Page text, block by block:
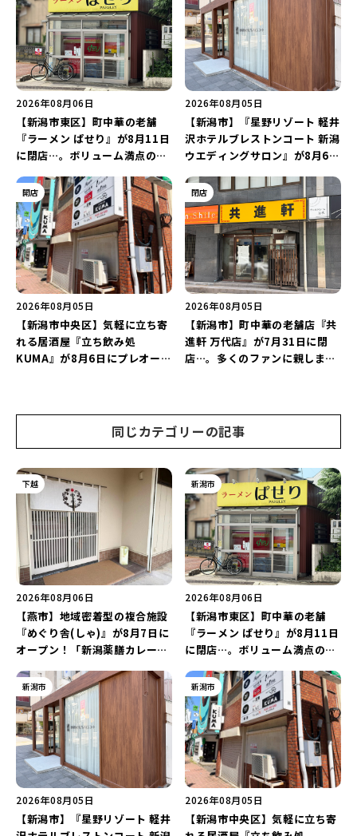
2026年08月06日
【新潟市東区】町中華の老舗
『ラーメン ぱせり』が8月11日
に閉店…。ボリューム満点の名
2026年08月05日
【新潟市】『星野リゾート 軽井
沢ホテルブレストンコート 新潟
ウエディングサロン』が8月6日
グを万代で相談しよう♪
開店
2026年08月05日
【新潟市中央区】気軽に立ち寄
れる居酒屋『立ち飲み処
KUMA』が8月6日にプレオープ
閉店
2026年08月05日
【新潟市】町中華の老舗店『共
進軒 万代店』が7月31日に閉
店…。多くのファンに親しまれ
同じカテゴリーの記事
下越
2026年08月06日
【燕市】地域密着型の複合施設
『めぐり舎(しゃ)』が8月7日に
オープン！「新潟薬膳カレー
メニューや漆喰アートを楽しも
う♪
新潟市
2026年08月06日
【新潟市東区】町中華の老舗
『ラーメン ぱせり』が8月11日
に閉店…。ボリューム満点の名
新潟市
2026年08月05日
【新潟市】『星野リゾート 軽井
新潟市
2026年08月05日
【新潟市中央区】気軽に立ち寄